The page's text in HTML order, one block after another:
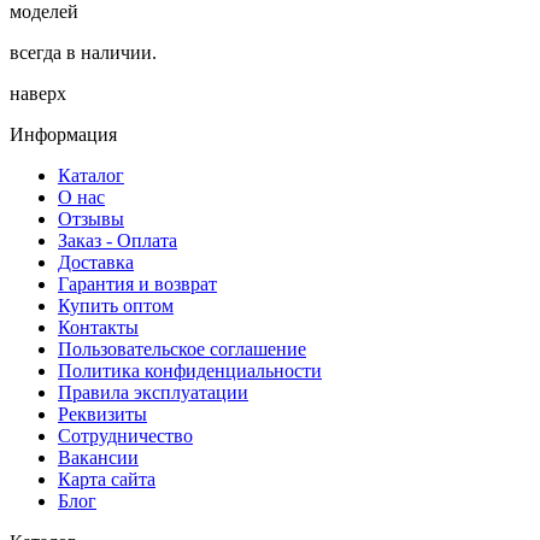
моделей
всегда в наличии.
наверх
Информация
Каталог
О нас
Отзывы
Заказ - Оплата
Доставка
Гарантия и возврат
Купить оптом
Контакты
Пользовательское соглашение
Политика конфиденциальности
Правила эксплуатации
Реквизиты
Сотрудничество
Вакансии
Карта сайта
Блог